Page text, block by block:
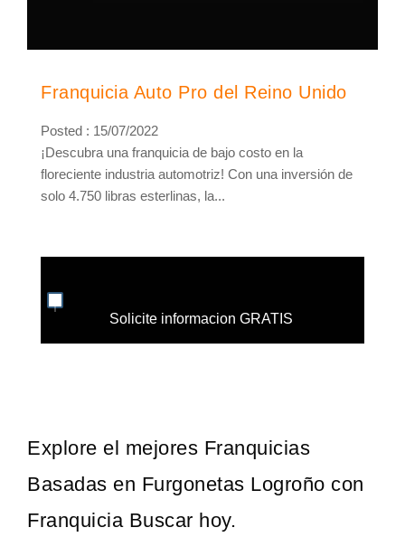
Franquicia Auto Pro del Reino Unido
Posted : 15/07/2022
¡Descubra una franquicia de bajo costo en la
floreciente industria automotriz! Con una inversión de
solo 4.750 libras esterlinas, la...
Solicite informacion GRATIS
Explore el mejores Franquicias
Basadas en Furgonetas Logroño con
Franquicia Buscar hoy.